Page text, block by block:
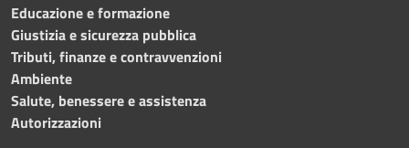
Educazione e formazione
Giustizia e sicurezza pubblica
Tributi, finanze e contravvenzioni
Ambiente
Salute, benessere e assistenza
Autorizzazioni